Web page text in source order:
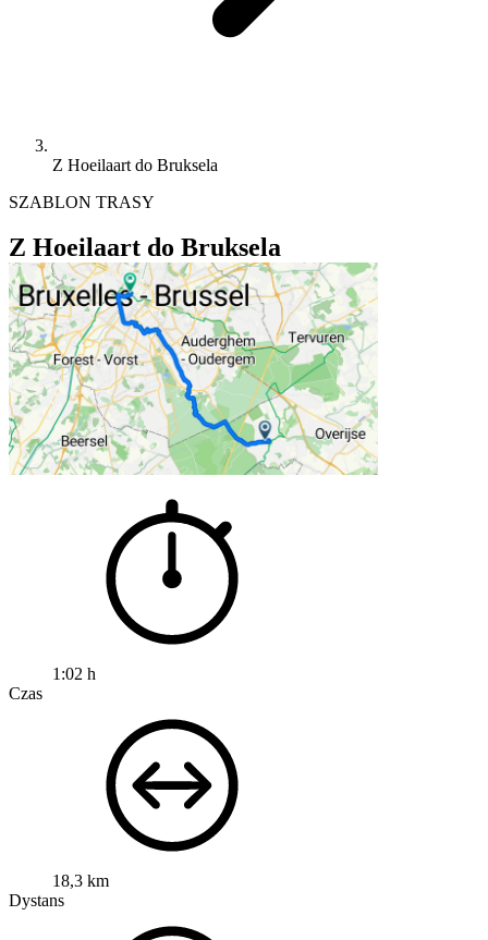
Z Hoeilaart do Bruksela
SZABLON TRASY
Z Hoeilaart do Bruksela
1:02 h
Czas
18,3 km
Dystans